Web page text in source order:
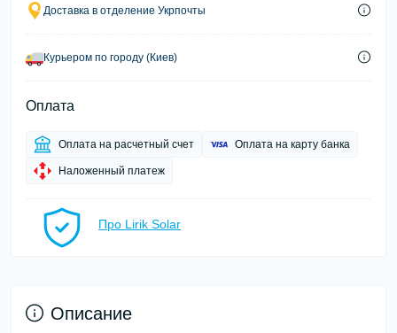
Доставка в отделение Укрпочты
Курьером по городу (Киев)
Оплата
Оплата на расчетный счет Оплата на карту банка
Наложенный платеж
Про Lirik Solar
Описание